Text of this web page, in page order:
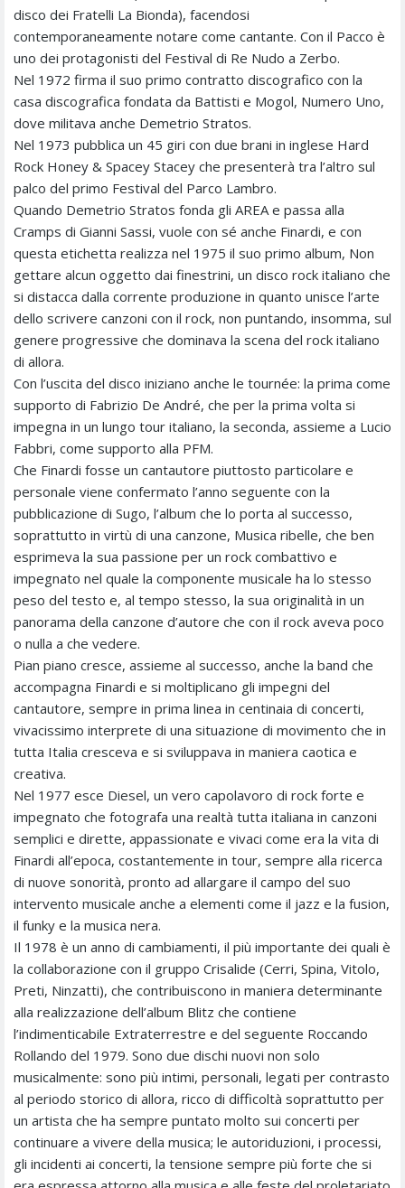
disco dei Fratelli La Bionda), facendosi
contemporaneamente notare come cantante. Con il Pacco è
uno dei protagonisti del Festival di Re Nudo a Zerbo.
Nel 1972 firma il suo primo contratto discografico con la
casa discografica fondata da Battisti e Mogol, Numero Uno,
dove militava anche Demetrio Stratos.
Nel 1973 pubblica un 45 giri con due brani in inglese Hard
Rock Honey & Spacey Stacey che presenterà tra l’altro sul
palco del primo Festival del Parco Lambro.
Quando Demetrio Stratos fonda gli AREA e passa alla
Cramps di Gianni Sassi, vuole con sé anche Finardi, e con
questa etichetta realizza nel 1975 il suo primo album, Non
gettare alcun oggetto dai finestrini, un disco rock italiano che
si distacca dalla corrente produzione in quanto unisce l’arte
dello scrivere canzoni con il rock, non puntando, insomma, sul
genere progressive che dominava la scena del rock italiano
di allora.
Con l’uscita del disco iniziano anche le tournée: la prima come
supporto di Fabrizio De André, che per la prima volta si
impegna in un lungo tour italiano, la seconda, assieme a Lucio
Fabbri, come supporto alla PFM.
Che Finardi fosse un cantautore piuttosto particolare e
personale viene confermato l’anno seguente con la
pubblicazione di Sugo, l’album che lo porta al successo,
soprattutto in virtù di una canzone, Musica ribelle, che ben
esprimeva la sua passione per un rock combattivo e
impegnato nel quale la componente musicale ha lo stesso
peso del testo e, al tempo stesso, la sua originalità in un
panorama della canzone d’autore che con il rock aveva poco
o nulla a che vedere.
Pian piano cresce, assieme al successo, anche la band che
accompagna Finardi e si moltiplicano gli impegni del
cantautore, sempre in prima linea in centinaia di concerti,
vivacissimo interprete di una situazione di movimento che in
tutta Italia cresceva e si sviluppava in maniera caotica e
creativa.
Nel 1977 esce Diesel, un vero capolavoro di rock forte e
impegnato che fotografa una realtà tutta italiana in canzoni
semplici e dirette, appassionate e vivaci come era la vita di
Finardi all’epoca, costantemente in tour, sempre alla ricerca
di nuove sonorità, pronto ad allargare il campo del suo
intervento musicale anche a elementi come il jazz e la fusion,
il funky e la musica nera.
Il 1978 è un anno di cambiamenti, il più importante dei quali è
la collaborazione con il gruppo Crisalide (Cerri, Spina, Vitolo,
Preti, Ninzatti), che contribuiscono in maniera determinante
alla realizzazione dell’album Blitz che contiene
l’indimenticabile Extraterrestre e del seguente Roccando
Rollando del 1979. Sono due dischi nuovi non solo
musicalmente: sono più intimi, personali, legati per contrasto
al periodo storico di allora, ricco di difficoltà soprattutto per
un artista che ha sempre puntato molto sui concerti per
continuare a vivere della musica; le autoriduzioni, i processi,
gli incidenti ai concerti, la tensione sempre più forte che si